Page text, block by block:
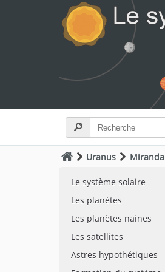
Uranus Miranda
Le système solaire
Les planètes
Les planètes naines
Les satellites
Astres hypothétiques